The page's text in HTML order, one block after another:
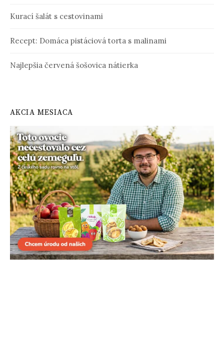
Kurací šalát s cestovinami
Recept: Domáca pistáciová torta s malinami
Najlepšia červená šošovica nátierka
AKCIA MESIACA